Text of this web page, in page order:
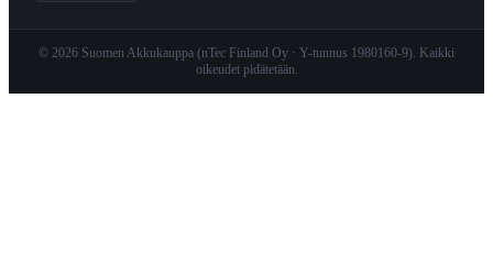
© 2026 Suomen Akkukauppa (nTec Finland Oy · Y-tunnus 1980160-9). Kaikki
oikeudet pidätetään.